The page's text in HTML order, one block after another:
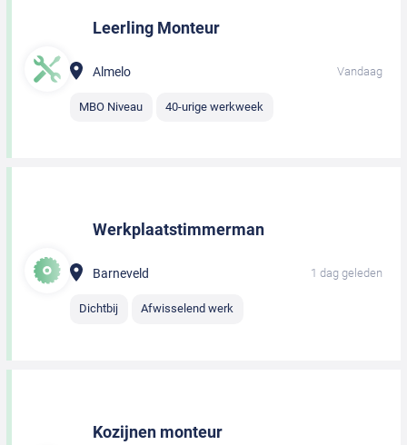
Leerling Monteur
Almelo Vandaag
MBO Niveau 40-urige werkweek
Werkplaatstimmerman
Barneveld 1 dag geleden
Dichtbij Afwisselend werk
Kozijnen monteur